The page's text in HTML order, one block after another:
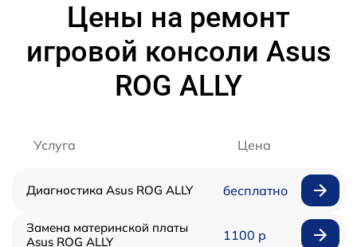
Цены на ремонт
игровой консоли Asus
ROG ALLY
Услуга Цена
Диагностика Asus ROG ALLY бесплатно
Замена материнской платы
Asus ROG ALLY
1100 р